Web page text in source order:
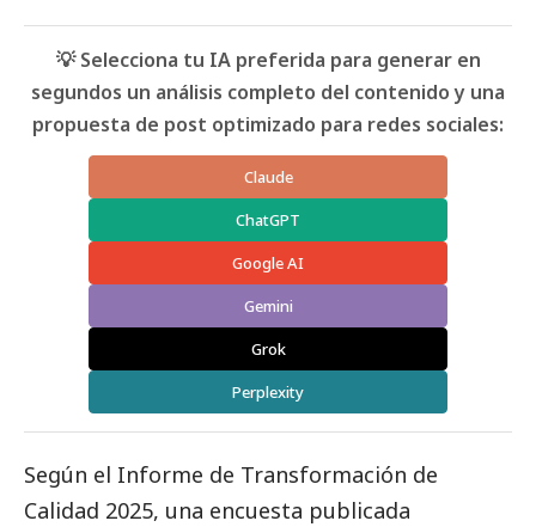
💡 Selecciona tu IA preferida para generar en
segundos un análisis completo del contenido y una
propuesta de post optimizado para redes sociales:
Claude
ChatGPT
Google AI
Gemini
Grok
Perplexity
Según el Informe de Transformación de
Calidad 2025, una encuesta publicada